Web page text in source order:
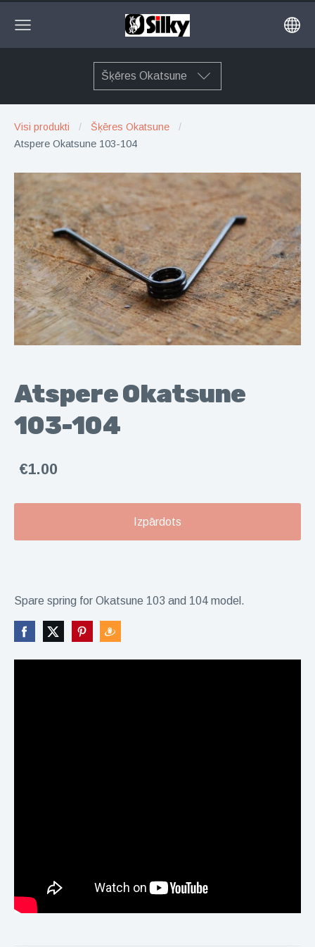
Šķēres Okatsune
Visi produkti
Šķēres Okatsune
Atspere Okatsune 103-104
Atspere Okatsune
103-104
€1.00
Izpārdots
Spare spring for Okatsune 103 and 104 model.